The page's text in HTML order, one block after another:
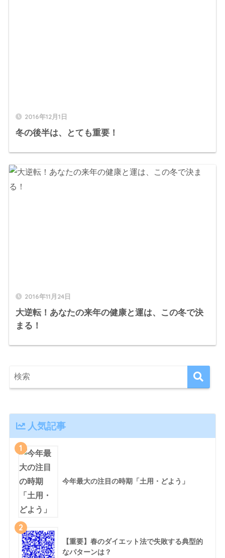
2016年12月1日
冬の後半は、とても重要！
2016年11月24日
大逆転！あなたの来年の健康と運は、この冬で決
まる！
人気記事
1
今年最大の注目の時期「土用・どよう」
2
【重要】春のダイエット法で失敗する典型的
なパターンは？